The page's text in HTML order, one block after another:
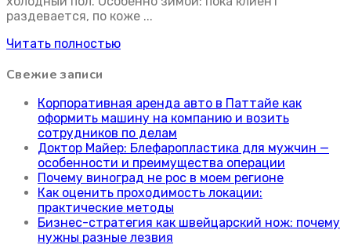
раздевается, по коже ...
Читать полностью
Свежие записи
Корпоративная аренда авто в Паттайе как
оформить машину на компанию и возить
сотрудников по делам
Доктор Майер: Блефаропластика для мужчин —
особенности и преимущества операции
Почему виноград не рос в моем регионе
Как оценить проходимость локации:
практические методы
Бизнес-стратегия как швейцарский нож: почему
нужны разные лезвия